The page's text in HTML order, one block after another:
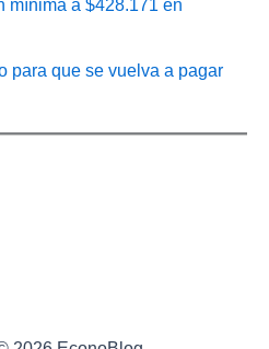
mínima a $428.171 en
para que se vuelva a pagar